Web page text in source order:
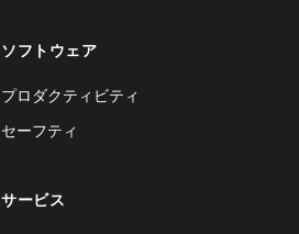
ソフトウェア
プロダクティビティ
セーフティ
サービス